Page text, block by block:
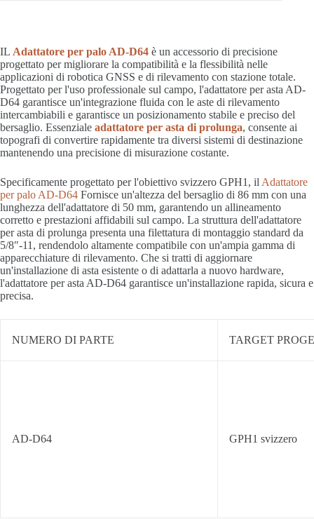
IL Adattatore per palo AD-D64 è un accessorio di precisione
progettato per migliorare la compatibilità e la flessibilità nelle
applicazioni di robotica GNSS e di rilevamento con stazione totale.
Progettato per l'uso professionale sul campo, l'adattatore per asta AD-
D64 garantisce un'integrazione fluida con le aste di rilevamento
intercambiabili e garantisce un posizionamento stabile e preciso del
bersaglio. Essenziale adattatore per asta di prolunga, consente ai
topografi di convertire rapidamente tra diversi sistemi di destinazione
mantenendo una precisione di misurazione costante.
Specificamente progettato per l'obiettivo svizzero GPH1, il Adattatore
per palo AD-D64 Fornisce un'altezza del bersaglio di 86 mm con una
lunghezza dell'adattatore di 50 mm, garantendo un allineamento
corretto e prestazioni affidabili sul campo. La struttura dell'adattatore
per asta di prolunga presenta una filettatura di montaggio standard da
5/8″-11, rendendolo altamente compatibile con un'ampia gamma di
apparecchiature di rilevamento. Che si tratti di aggiornare
un'installazione di asta esistente o di adattarla a nuovo hardware,
l'adattatore per asta AD-D64 garantisce un'installazione rapida, sicura e
precisa.
NUMERO DI PARTE TARGET
AD-D64 GPH1 svizzero